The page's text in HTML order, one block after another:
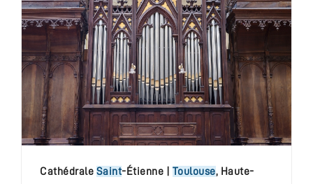
cathédrale Saint-Étienne Toulouse, Haute-